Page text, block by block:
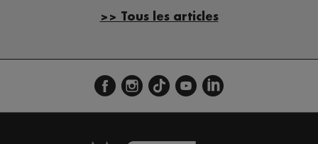
>> Tous les articles